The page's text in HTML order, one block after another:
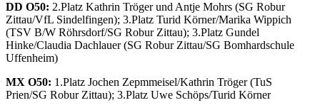
DD O50: 2.Platz Kathrin Tröger und Antje Mohrs (SG Robur
Zittau/VfL Sindelfingen); 3.Platz Turid Körner/Marika Wippich
(TSV B/W Röhrsdorf/SG Robur Zittau); 3.Platz Gundel
Hinke/Claudia Dachlauer (SG Robur Zittau/SG Bomhardschule
Uffenheim)
MX O50: 1.Platz Jochen Zepmmeisel/Kathrin Tröger (TuS
Prien/SG Robur Zittau); 3.Platz Uwe Schöps/Turid Körner